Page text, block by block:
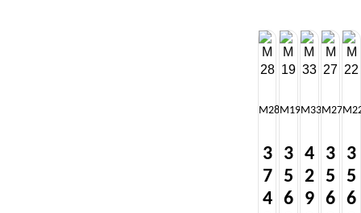
М28
3
7
4
М19
3
5
6
М33
4
2
9
М27
3
5
6
3
5
6